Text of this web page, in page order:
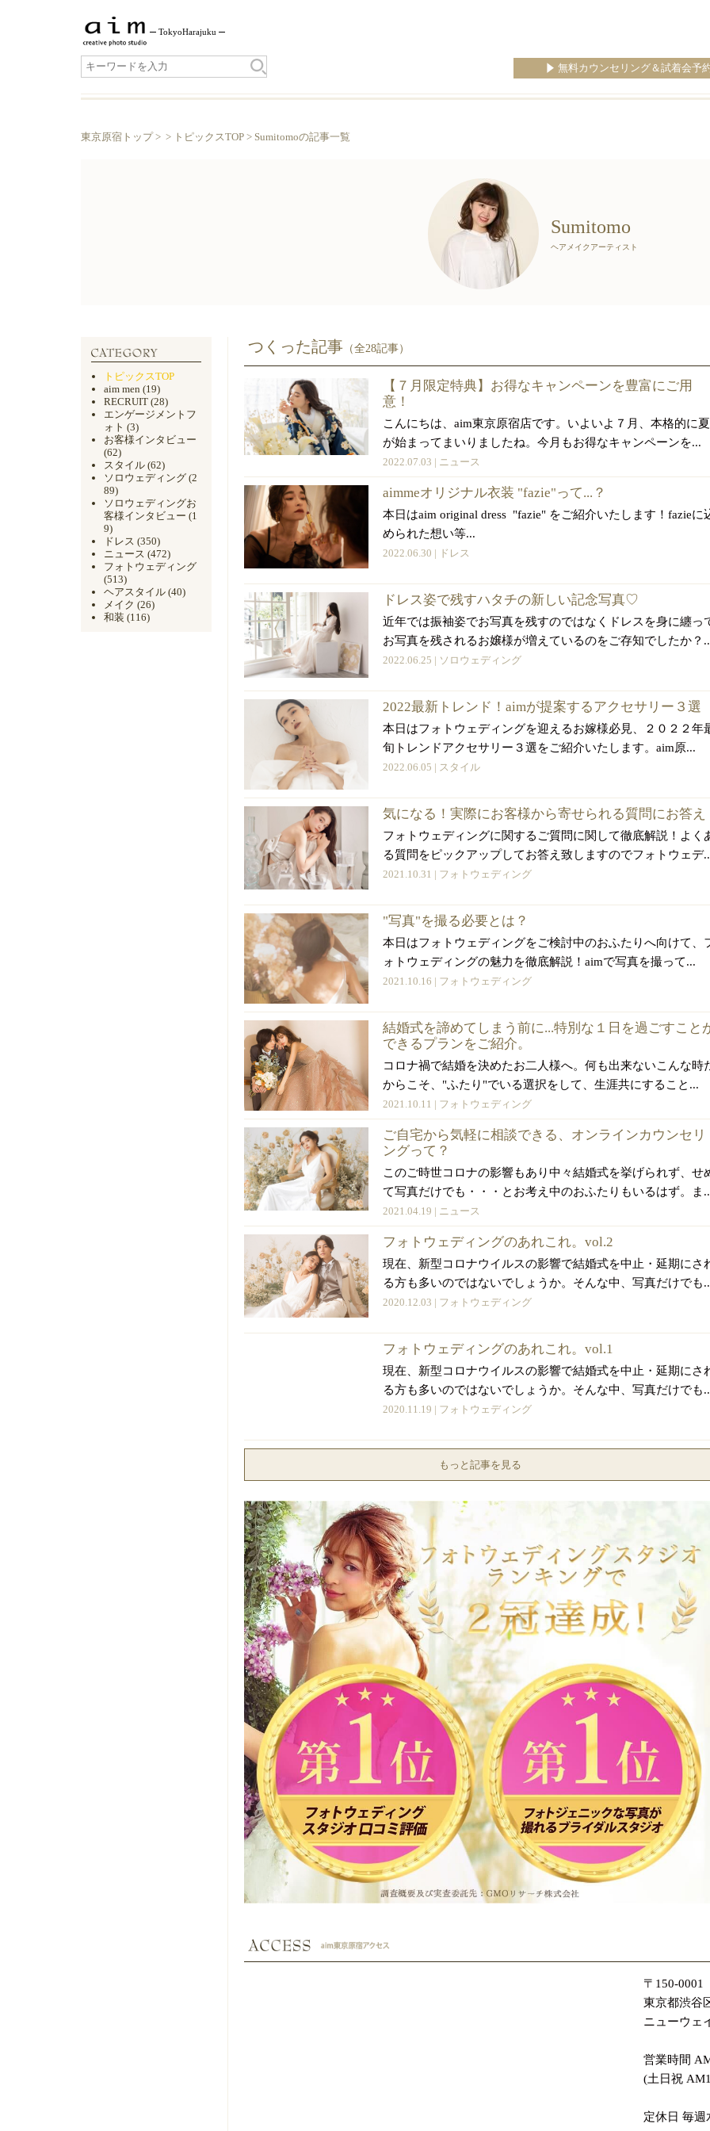
TokyoHarajuku
無料カウンセリング＆試着会予
東京原宿トップ> > トピックスTOP > Sumitomoの記事一覧
Sumitomo
ヘアメイクアーティスト
つくった記事 （全28記事）
【７月限定特典】お得なキャンペーンを豊富にご用
意！
こんにちは、aim東京原宿店です。いよいよ７月、本格的に夏
が始まってまいりましたね。今月もお得なキャンペーンを...
2022.07.03 | ニュース
aimmeオリジナル衣装 "fazie"って...？
本日はaim original dress "fazie" をご紹介いたします！fazieに
められた想い等...
2022.06.30 | ドレス
ドレス姿で残すハタチの新しい記念写真♡
近年では振袖姿でお写真を残すのではなくドレスを身に纏っ
お写真を残されるお嬢様が増えているのをご存知でしたか？
2022.06.25 | ソロウェディング
2022最新トレンド！aimが提案するアクセサリー３選
本日はフォトウェディングを迎えるお嫁様必見、２０２２年
旬トレンドアクセサリー３選をご紹介いたします。aim原...
2022.06.05 | スタイル
気になる！実際にお客様から寄せられる質問にお答え
フォトウェディングに関するご質問に関して徹底解説！よく
る質問をピックアップしてお答え致しますのでフォトウェデ
2021.10.31 | フォトウェディング
"写真"を撮る必要とは？
本日はフォトウェディングをご検討中のおふたりへ向けて、
ォトウェディングの魅力を徹底解説！aimで写真を撮って...
2021.10.16 | フォトウェディング
結婚式を諦めてしまう前に...特別な１日を過ごすこと
できるプランをご紹介。
コロナ禍で結婚を決めたお二人様へ。何も出来ないこんな時
からこそ、"ふたり"でいる選択をして、生涯共にすること...
2021.10.11 | フォトウェディング
ご自宅から気軽に相談できる、オンラインカウンセリ
ングって？
このご時世コロナの影響もあり中々結婚式を挙げられず、せ
て写真だけでも・・・とお考え中のおふたりもいるはず。ま
2021.04.19 | ニュース
フォトウェディングのあれこれ。vol.2
現在、新型コロナウイルスの影響で結婚式を中止・延期にさ
る方も多いのではないでしょうか。そんな中、写真だけでも
2020.12.03 | フォトウェディング
フォトウェディングのあれこれ。vol.1
現在、新型コロナウイルスの影響で結婚式を中止・延期にさ
る方も多いのではないでしょうか。そんな中、写真だけでも
2020.11.19 | フォトウェディング
もっと記事を見る
〒150-0001
東京都渋谷
ニューウェ
営業時間
(土日祝
定休日 毎週
トピックスTOP
aim men (19)
RECRUIT (28)
エンゲージメントフ
ォト (3)
お客様インタビュー
(62)
スタイル (62)
ソロウェディング (2
89)
ソロウェディングお
客様インタビュー (1
9)
ドレス (350)
ニュース (472)
フォトウェディング
(513)
ヘアスタイル (40)
メイク (26)
和装 (116)